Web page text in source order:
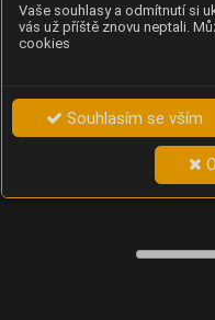
Vaše souhlasy a odmítnutí si
vás už příště znovu neptali.
cookies
Souhlasím se vším